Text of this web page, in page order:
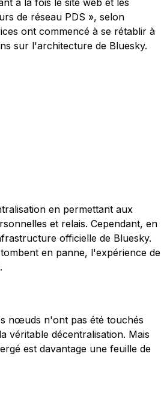
de réseau PDS », selon
ont commencé à se rétablir à
sur l'architecture de Bluesky.
en permettant aux
et relais. Cependant, en
officielle de Bluesky.
en panne, l'expérience de
nœuds n'ont pas été touchés
véritable décentralisation. Mais
est davantage une feuille de